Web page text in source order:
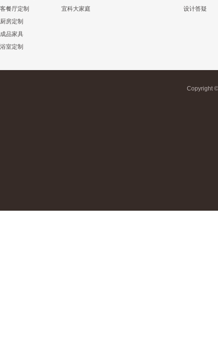
客餐厅定制
厨房定制
成品家具
浴室定制
宜科大家庭
设计答疑
Copyright